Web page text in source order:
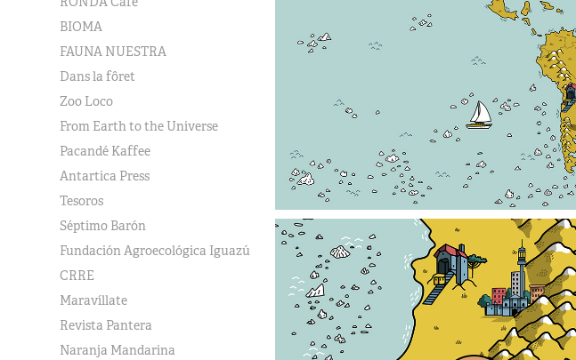
BIOMA
FAUNA NUESTRA
Dans la fôret
Zoo Loco
From Earth to the Universe
Pacandé Kaffee
Antartica Press
Tesoros
Séptimo Barón
Fundación Agroecológica Iguazú
CRRE
Maravíllate
Revista Pantera
Naranja Mandarina